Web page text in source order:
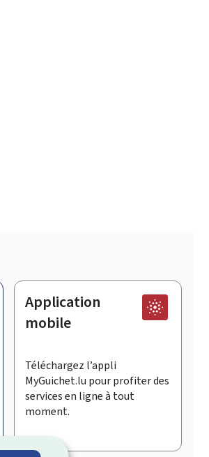
Application
mobile
Téléchargez l’appli
MyGuichet.lu pour profiter des
services en ligne à tout
moment.